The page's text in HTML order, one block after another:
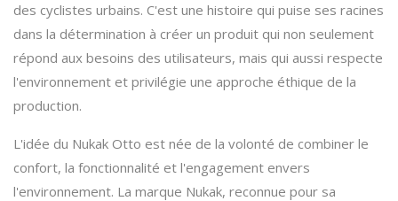
des cyclistes urbains. C'est une histoire qui puise ses racines
dans la détermination à créer un produit qui non seulement
répond aux besoins des utilisateurs, mais qui aussi respecte
l'environnement et privilégie une approche éthique de la
production.
L'idée du Nukak Otto est née de la volonté de combiner le
confort, la fonctionnalité et l'engagement envers
l'environnement. La marque Nukak, reconnue pour sa